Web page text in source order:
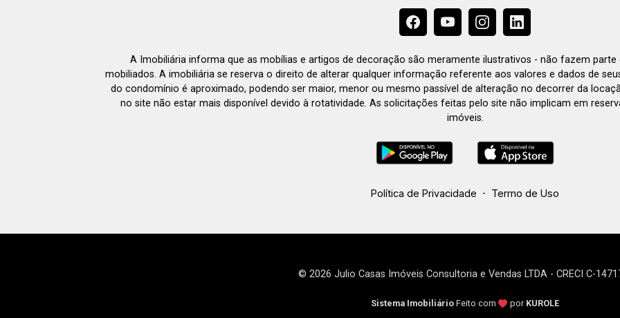
A Imobiliária informa que as mobílias e artigos de decoração são meramente ilustrativos - não fazem
mobiliados. A imobiliária se reserva o direito de alterar qualquer informação referente aos valores e dados de
do condomínio é aproximado, podendo ser maior, menor ou mesmo passível de alteração no decorrer da
no site não estar mais disponível devido à rotatividade. As solicitações feitas pelo site não implicam em
imóveis.
Política de Privacidade - Termo de Uso
© 2026 Julio Casas Imóveis Consultoria e Vendas LTDA - CRECI C-
Sistema Imobiliário Feito com por KUROLE